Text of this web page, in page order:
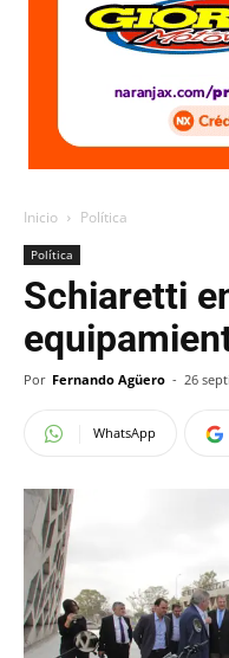
Inicio Política
Política
Schiaretti
Por Fernando Agüero - 26
WhatsApp